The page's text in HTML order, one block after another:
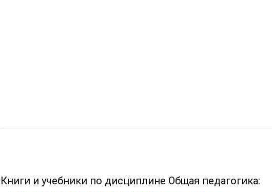
Книги и учебники по дисциплине Общая педагогика: